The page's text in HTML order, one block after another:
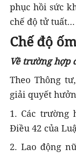
phục hồi sức
chế độ tử tuất…
Chế độ
Về trường hợp
Theo Thông
giải quyết
1. Các trường
Điều 42 của
2. Lao động